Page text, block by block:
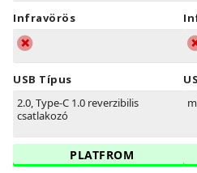
Infravörös
USB Típus
2.0, Type-C 1.0 reverzibilis
csatlakozó
PLATFROM